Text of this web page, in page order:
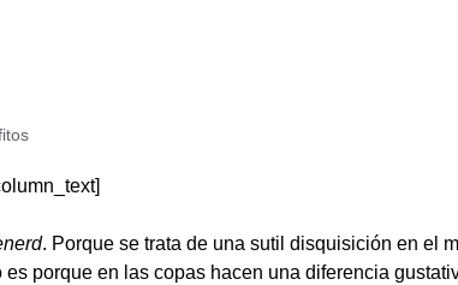
. Porque se trata de una sutil disquisición en el
porque en las copas hacen una diferencia